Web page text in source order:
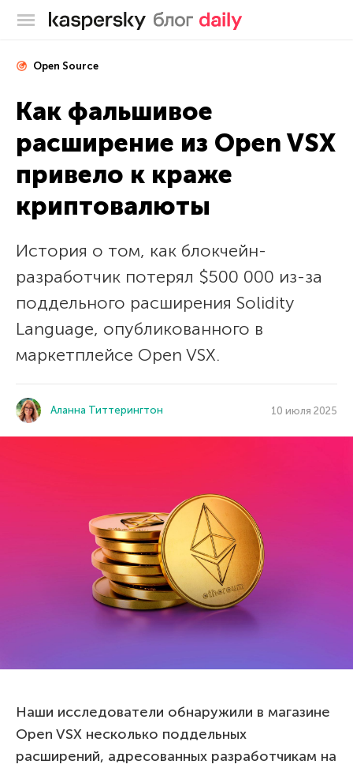
Блог Касперского
Open Source
Как фальшивое
расширение из Open VSX
привело к краже
криптовалюты
История о том, как блокчейн-
разработчик потерял $500 000 из-за
поддельного расширения Solidity
Language, опубликованного в
маркетплейсе Open VSX.
Аланна Титтерингтон 10 июля 2025
Наши исследователи обнаружили в магазине
Open VSX несколько поддельных
расширений, адресованных разработчикам на